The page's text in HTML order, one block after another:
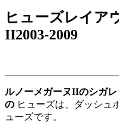
ヒューズレイア
II2003-2009
ルノーメガーヌIIのシガレ
の ヒューズは、ダッシュ
ューズです。